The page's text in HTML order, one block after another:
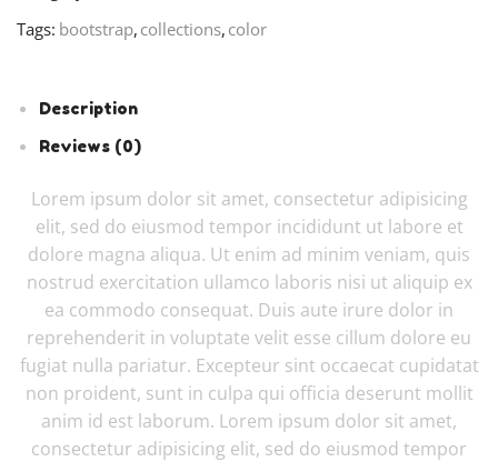
Tags: bootstrap, collections, color
Description
Reviews (0)
Lorem ipsum dolor sit amet, consectetur adipisicing
elit, sed do eiusmod tempor incididunt ut labore et
dolore magna aliqua. Ut enim ad minim veniam, quis
nostrud exercitation ullamco laboris nisi ut aliquip ex
ea commodo consequat. Duis aute irure dolor in
reprehenderit in voluptate velit esse cillum dolore eu
fugiat nulla pariatur. Excepteur sint occaecat cupidatat
non proident, sunt in culpa qui officia deserunt mollit
anim id est laborum. Lorem ipsum dolor sit amet,
consectetur adipisicing elit, sed do eiusmod tempor